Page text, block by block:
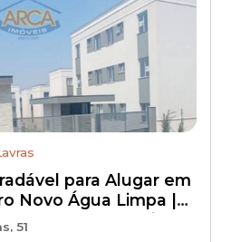
para Alugar em
Novo Água Limpa |
+ Condomínio +
51